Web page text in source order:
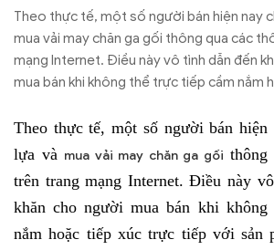
Theo thực tế, một số người bán hiện nay
mua vải may chăn ga gối thông qua các
mạng Internet. Điều này vô tình dẫn đến
mua bán khi không thể trực tiếp cầm nắm
chất loại vải mà mình sẽ mua. Do vậy họ
được chính xác các loại vải chăn ga gối
Theo thực tế, một số người bán hiện
lựa và mua vải may chăn ga gối thông
trên trang mạng Internet. Điều này
khăn cho người mua bán khi
nắm hoặc tiếp xúc trực tiếp với sản